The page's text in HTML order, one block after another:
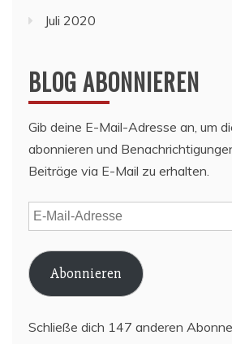
Juli 2020
BLOG ABONNIEREN
Gib deine E-Mail-Adresse an, um
abonnieren und
Beiträge via E-Mail zu erhalten.
E-
Mail-
Adresse
Abonnieren
Schließe dich 147 anderen